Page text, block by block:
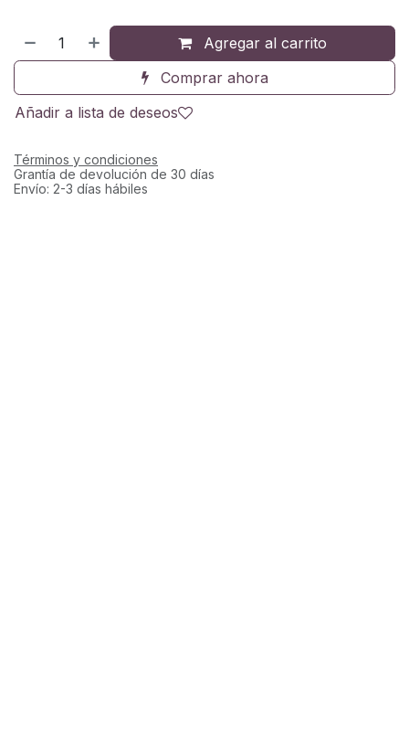
Agregar al carrito
Comprar ahora
Añadir a lista de deseos
Términos y condiciones
Grantía de devolución de 30 días
Envío: 2-3 días hábiles